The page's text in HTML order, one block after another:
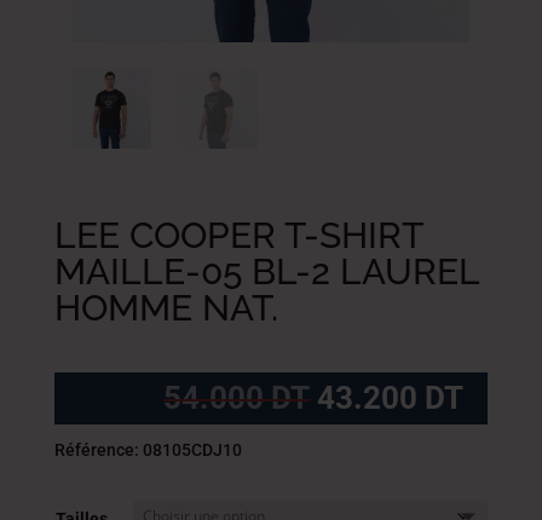
LEE COOPER T-SHIRT
MAILLE-05 BL-2 LAUREL
HOMME NAT.
54.000DT Le
prix
43.200 DTLe
prix
Référence: 08105CDJ10